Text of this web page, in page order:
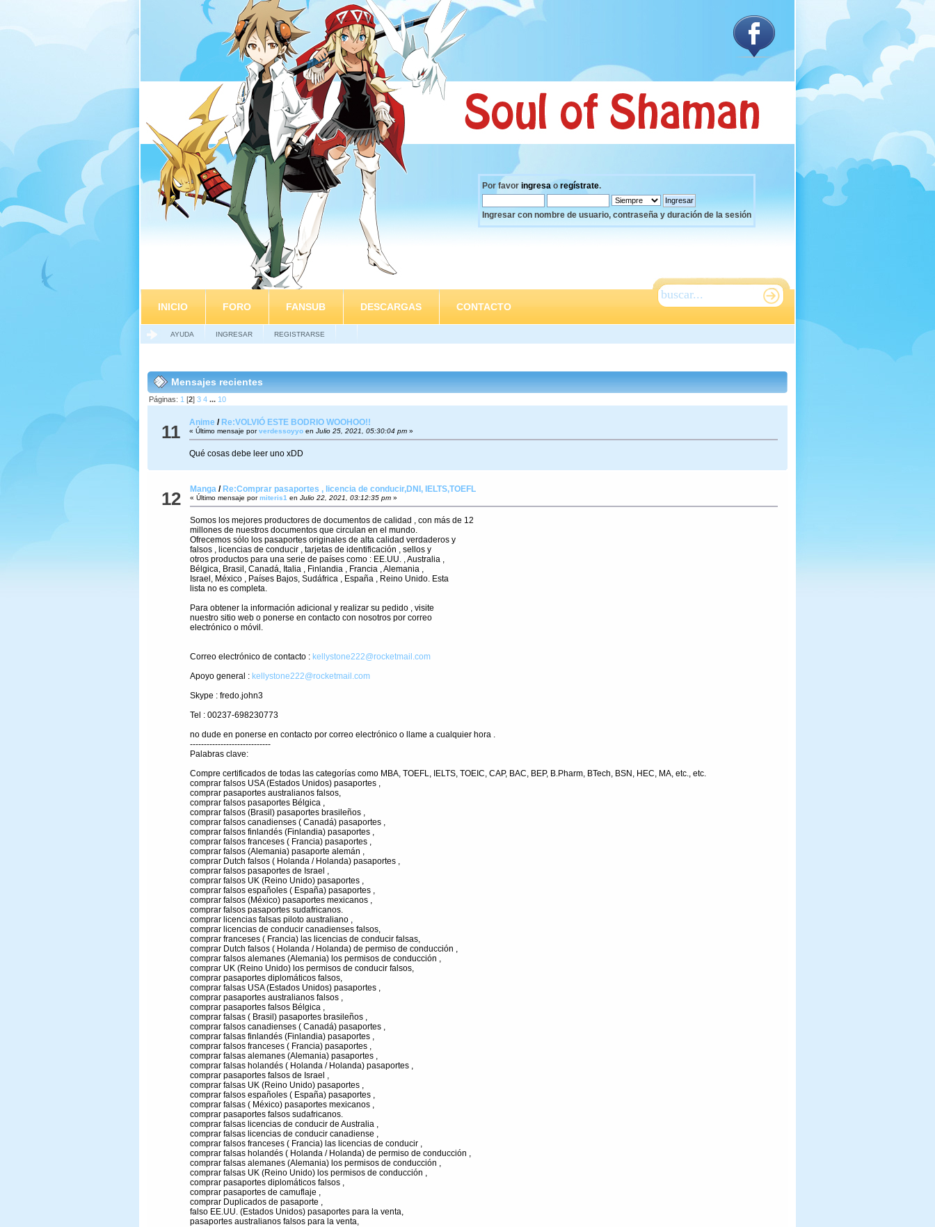
Por favor ingresa o regístrate.
Ingresar con nombre de usuario, contraseña y duración de la sesión
INICIO FORO FANSUB DESCARGAS CONTACTO
AYUDA INGRESAR REGISTRARSE
Mensajes recientes
Páginas: 1 [2]3 4 ... 10
11 Anime / Re:VOLVIÓ ESTE BODRIO WOOHOO!!
« Último mensaje porverdessoyyo en Julio 25, 2021, 05:30:04 pm»
Qué cosas debe leer uno xDD
12 Manga/ Re:Comprar pasaportes , licencia de conducir,DNI, IELTS,TOEFL
« Último mensaje pormiteris1 en Julio 22, 2021, 03:12:35 pm»
Somos los mejores productores de documentos de calidad , con más de 12
millones de nuestros documentos que circulan en el mundo.
Ofrecemos sólo los pasaportes originales de alta calidad verdaderos y
falsos , licencias de conducir , tarjetas de identificación , sellos y
otros productos para una serie de países como : EE.UU. , Australia ,
Bélgica, Brasil, Canadá, Italia , Finlandia , Francia , Alemania ,
Israel, México , Países Bajos, Sudáfrica , España , Reino Unido. Esta
lista no es completa.
Para obtener la información adicional y realizar su pedido , visite
nuestro sitio web o ponerse en contacto con nosotros por correo
electrónico o móvil.
Correo electrónico de contacto : kellystone222@rocketmail.com
Apoyo general : kellystone222@rocketmail.com
Skype : fredo.john3
Tel : 00237-698230773
no dude en ponerse en contacto por correo electrónico o llame a cualquier hora .
-----------------------------
Palabras clave:
Compre certificados de todas las categorías como MBA, TOEFL, IELTS, TOEIC, CAP, BAC, BEP, B.Pharm, BTech, BSN, HEC, MA, etc., etc.
comprar falsos USA (Estados Unidos) pasaportes ,
comprar pasaportes australianos falsos,
comprar falsos pasaportes Bélgica ,
comprar falsos (Brasil) pasaportes brasileños ,
comprar falsos canadienses ( Canadá) pasaportes ,
comprar falsos finlandés (Finlandia) pasaportes ,
comprar falsos franceses ( Francia) pasaportes ,
comprar falsos (Alemania) pasaporte alemán ,
comprar Dutch falsos ( Holanda / Holanda) pasaportes ,
comprar falsos pasaportes de Israel ,
comprar falsos UK (Reino Unido) pasaportes ,
comprar falsos españoles ( España) pasaportes ,
comprar falsos (México) pasaportes mexicanos ,
comprar falsos pasaportes sudafricanos.
comprar licencias falsas piloto australiano ,
comprar licencias de conducir canadienses falsos,
comprar franceses ( Francia) las licencias de conducir falsas,
comprar Dutch falsos ( Holanda / Holanda) de permiso de conducción ,
comprar falsos alemanes (Alemania) los permisos de conducción ,
comprar UK (Reino Unido) los permisos de conducir falsos,
comprar pasaportes diplomáticos falsos,
comprar falsas USA (Estados Unidos) pasaportes ,
comprar pasaportes australianos falsos ,
comprar pasaportes falsos Bélgica ,
comprar falsas ( Brasil) pasaportes brasileños ,
comprar falsos canadienses ( Canadá) pasaportes ,
comprar falsas finlandés (Finlandia) pasaportes ,
comprar falsos franceses ( Francia) pasaportes ,
comprar falsas alemanes (Alemania) pasaportes ,
comprar falsas holandés ( Holanda / Holanda) pasaportes ,
comprar pasaportes falsos de Israel ,
comprar falsas UK (Reino Unido) pasaportes ,
comprar falsos españoles ( España) pasaportes ,
comprar falsas ( México) pasaportes mexicanos ,
comprar pasaportes falsos sudafricanos.
comprar falsas licencias de conducir de Australia ,
comprar falsas licencias de conducir canadiense ,
comprar falsos franceses ( Francia) las licencias de conducir ,
comprar falsas holandés ( Holanda / Holanda) de permiso de conducción ,
comprar falsas alemanes (Alemania) los permisos de conducción ,
comprar falsas UK (Reino Unido) los permisos de conducción ,
comprar pasaportes diplomáticos falsos ,
comprar pasaportes de camuflaje ,
comprar Duplicados de pasaporte ,
falso EE.UU. (Estados Unidos) pasaportes para la venta,
pasaportes australianos falsos para la venta,